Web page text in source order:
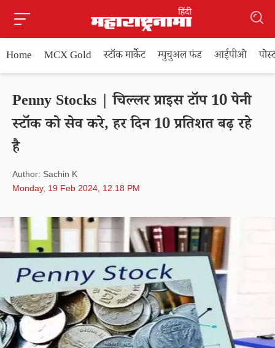
Home MCX Gold स्टॉक मार्केट म्युचुअल फंड आईपीओ
Penny Stocks | चिल्लर प्राइस टॉप 10 पेनी
स्टॉक को सेव करे, हर दिन 10 प्रतिशत बढ़ रहे
है
Author: Sachin K
Monday, 19 Feb 2024, 12.18 PM